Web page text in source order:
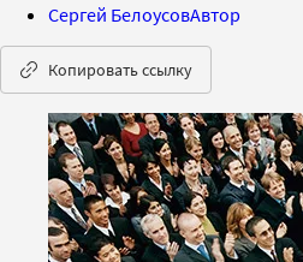
Сергей БелоусовАвтор
Копировать ссылку